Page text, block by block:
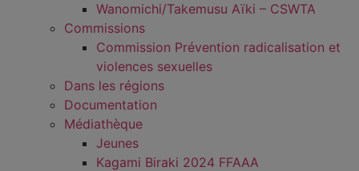
Wanomichi/Takemusu Aïki – CSWTA
Commissions
Commission Prévention radicalisation et
violences sexuelles
Dans les régions
Documentation
Médiathèque
Jeunes
Kagami Biraki 2024 FFAAA